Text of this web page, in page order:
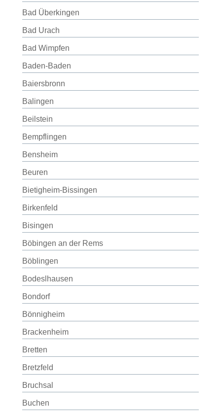
Bad Überkingen
Bad Urach
Bad Wimpfen
Baden-Baden
Baiersbronn
Balingen
Beilstein
Bempflingen
Bensheim
Beuren
Bietigheim-Bissingen
Birkenfeld
Bisingen
Böbingen an der Rems
Böblingen
Bodeslhausen
Bondorf
Bönnigheim
Brackenheim
Bretten
Bretzfeld
Bruchsal
Buchen